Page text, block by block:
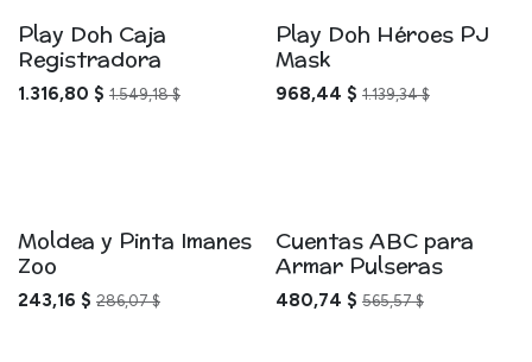
Play Doh Caja
Registradora
1.316,80 $ 1.549,18$
Play Doh Héroes PJ
Mask
968,44 $ 1.139,34$
Moldea y Pinta Imanes
Zoo
243,16 $ 286,07$
Cuentas ABC para
Armar Pulseras
480,74 $ 565,57$